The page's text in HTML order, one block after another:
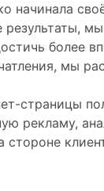
начинала
более
мы
страницы
рекламу,
стороне